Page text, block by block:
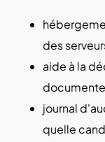
des
aide à la
journal
quelle